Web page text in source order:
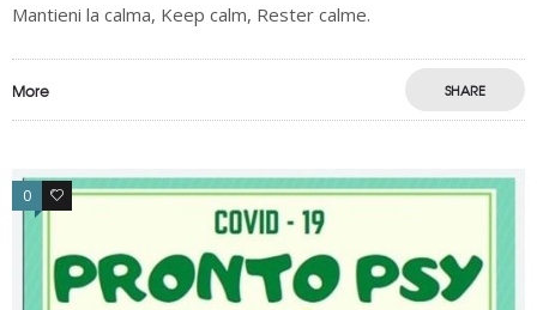
Mantieni la calma, Keep calm, Rester calme.
More SHARE
0 0